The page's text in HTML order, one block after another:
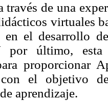
través de una
virtuales
el desarrollo
último, esta
proporcionar
con el objetivo
aprendizaje.